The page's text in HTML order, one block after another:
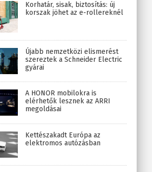
Korhatár, sisak, biztosítás: új
korszak jöhet az e-rollereknél
Újabb nemzetközi elismerést
szereztek a Schneider Electric
gyárai
A HONOR mobilokra is
elérhetők lesznek az ARRI
megoldásai
Kettészakadt Európa az
elektromos autózásban